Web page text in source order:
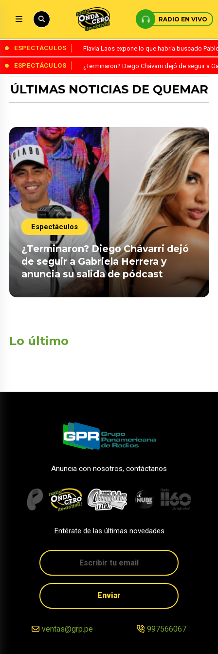
RADIO EN VIVO
ESPECTÁCULOS Flavia Laos expone lo que habría buscado
ESPECTÁCULOS ¿Terminaron? Diego Chávarri dejó de seguir a
ÚLTIMAS NOTICIAS DE QUEMAR
Espectáculos
¿Terminaron? Diego Chávarri dejó
de seguir a Gabriela Herrera y
anuncia su salida de pódcast
Lo último
Anuncia con nosotros, contáctanos
Entérate de las últimas novedades
Enviar
ventas@grp.pe 997566067